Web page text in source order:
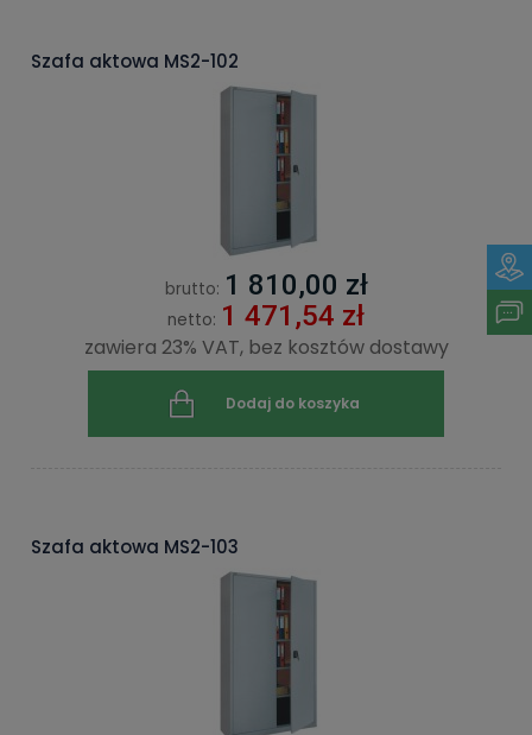
Szafa aktowa MS2-102
brutto: 1 810,00 zł
netto: 1 471,54 zł
zawiera 23% VAT, bez kosztów dostawy
Dodaj do koszyka
Szafa aktowa MS2-103